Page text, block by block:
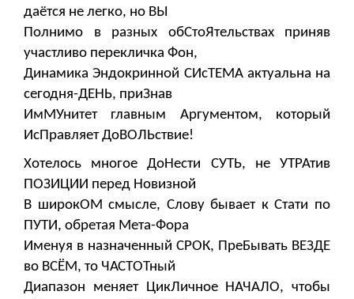
даётся не легко, но ВЫ
Полнимо в разных обСтоЯтельствах приняв
участливо перекличка Фон,
Динамика Эндокринной СИсТЕМА актуальна на
сегодня-ДЕНЬ, приЗнав
ИмМУнитет главным Аргументом, который
ИсПравляет ДоВОЛЬствие!
Хотелось многое ДоНести СУТЬ, не УТРАтив
ПОЗИЦИИ перед Новизной
В широкОМ смысле, Слову бывает к Стати по
ПУТИ, обретая Мета-Фора
Именуя в назначенный СРОК, ПреБывать ВЕЗДЕ
во ВСЁМ, то ЧАСТОТный
Диапазон меняет ЦикЛичное НАЧАЛО, чтобы